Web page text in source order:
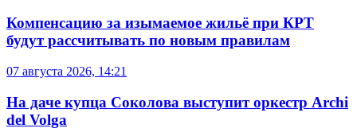
Компенсацию за изымаемое жильё при КРТ
будут рассчитывать по новым правилам
07 августа 2026, 14:21
На даче купца Соколова выступит оркестр Archi
del Volga